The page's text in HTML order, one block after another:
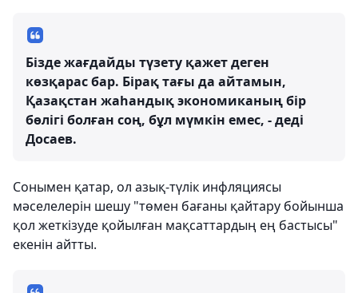
Бізде жағдайды түзету қажет деген
көзқарас бар. Бірақ тағы да айтамын,
Қазақстан жаһандық экономиканың бір
бөлігі болған соң, бұл мүмкін емес, - деді
Досаев.
Сонымен қатар, ол азық-түлік инфляциясы
мәселелерін шешу "төмен бағаны қайтару бойынша
қол жеткізуде қойылған мақсаттардың ең бастысы"
екенін айтты.